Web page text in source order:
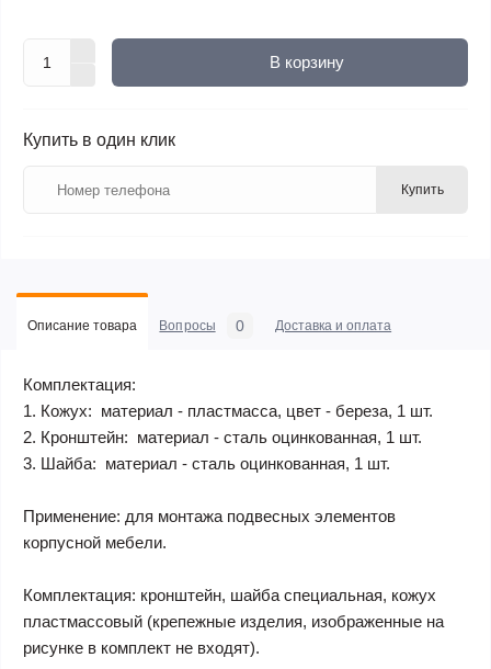
В корзину
Купить в один клик
Купить
Описание товара Вопросы 0 Доставка и оплата
Комплектация:
1. Кожух: материал - пластмасса, цвет - береза, 1 шт.
2. Кронштейн: материал - сталь оцинкованная, 1 шт.
3. Шайба: материал - сталь оцинкованная, 1 шт.
Применение: для монтажа подвесных элементов
корпусной мебели.
Комплектация: кронштейн, шайба специальная, кожух
пластмассовый (крепежные изделия, изображенные на
рисунке в комплект не входят).